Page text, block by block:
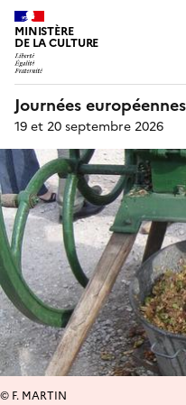
MINISTÈRE
DE LA CULTURE
Journées
19 et 20 septembre 2026
© F. MARTIN